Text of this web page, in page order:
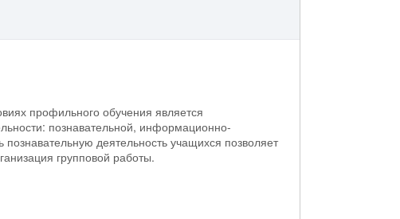
профильного обучения является
познавательной, информационно-
деятельность учащихся позволяет
групповой работы.